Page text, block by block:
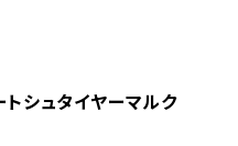
シュタイヤーマルク